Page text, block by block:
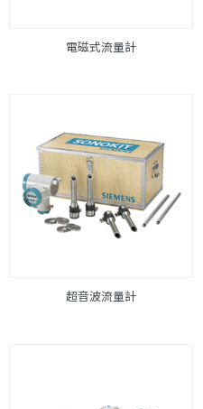
電磁式流量計
超音波流量計